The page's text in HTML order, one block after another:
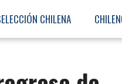
CHILENA